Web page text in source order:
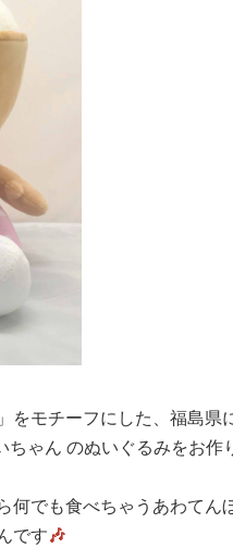
をモチーフにした、福島
ゃん のぬいぐるみをお作
何でも食べちゃうあわてん
です🎶